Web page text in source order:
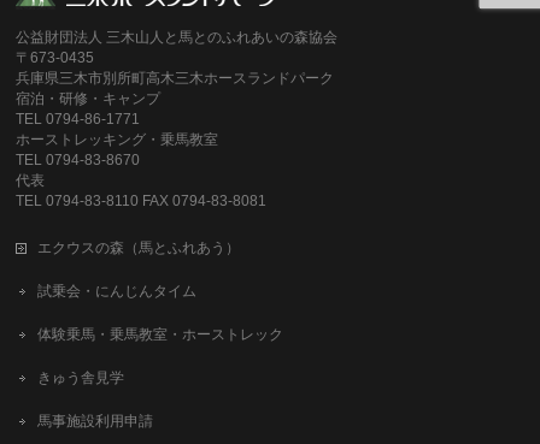
公益財団法人 三木山人と馬とのふれあいの森協会
〒673-0435
兵庫県三木市別所町高木三木ホースランドパーク
宿泊・研修・キャンプ
TEL 0794-86-1771
ホーストレッキング・乗馬教室
TEL 0794-83-8670
代表
TEL 0794-83-8110 FAX 0794-83-8081
エクウスの森（馬とふれあう）
試乗会・にんじんタイム
体験乗馬・乗馬教室・ホーストレック
きゅう舎見学
馬事施設利用申請